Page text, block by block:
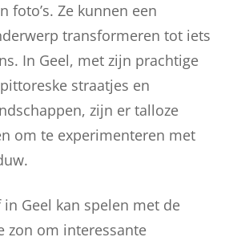
foto’s. Ze kunnen een
transformeren tot iets
In Geel, met zijn prachtige
straatjes en
zijn er talloze
om te experimenteren met
in Geel kan spelen met de
zon om interessante